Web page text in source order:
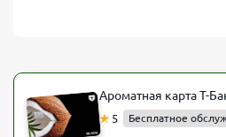
Ароматная карта Т-
5 Бесплатное